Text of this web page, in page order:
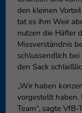
den kleinen
tat es ihm Weir
nutzen die Häfler
Missverständnis
schlussendlich
den Sack
„Wir haben
vorgestellt haben.
Team“, sagte